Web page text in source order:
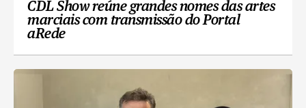
CDL Show reúne grandes nomes das artes
marciais com transmissão do Portal
aRede